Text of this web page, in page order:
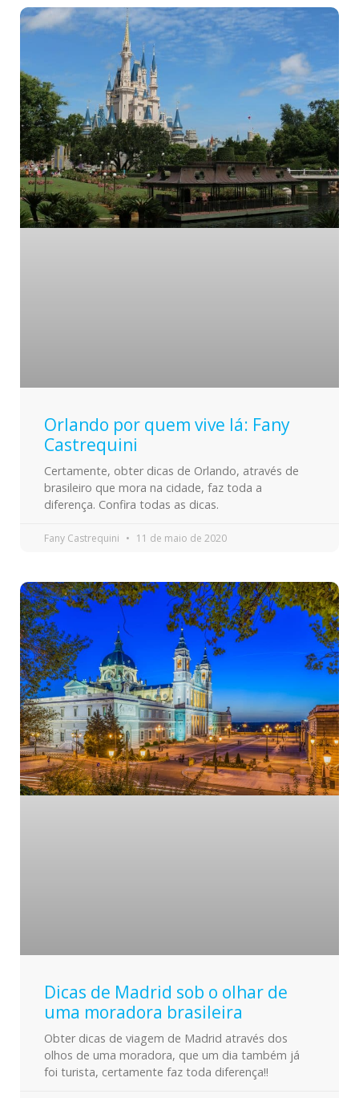
Orlando por quem vive lá: Fany
Castrequini
Certamente, obter dicas de Orlando, através de
brasileiro que mora na cidade, faz toda a
diferença. Confira todas as dicas.
Fany Castrequini 11 de maio de 2020
Dicas de Madrid sob o olhar de
uma moradora brasileira
Obter dicas de viagem de Madrid através dos
olhos de uma moradora, que um dia também já
foi turista, certamente faz toda diferença!!